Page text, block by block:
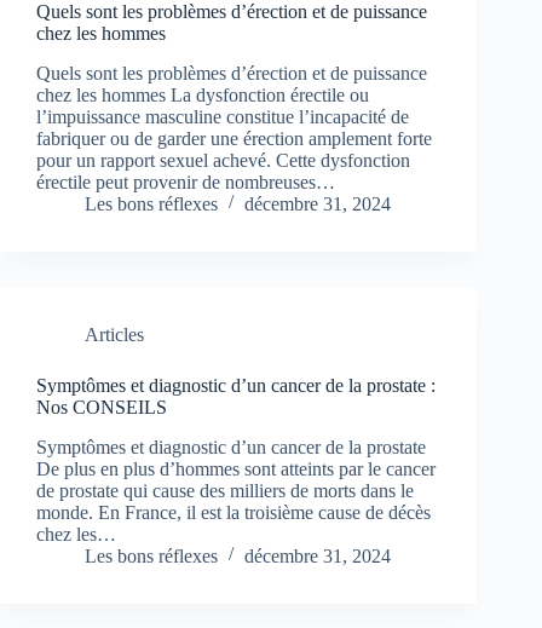
Quels sont les problèmes d’érection et de puissance
chez les hommes
Quels sont les problèmes d’érection et de puissance
chez les hommes La dysfonction érectile ou
l’impuissance masculine constitue l’incapacité de
fabriquer ou de garder une érection amplement forte
pour un rapport sexuel achevé. Cette dysfonction
érectile peut provenir de nombreuses…
Les bons réflexes
décembre 31, 2024
Articles
Symptômes et diagnostic d’un cancer de la prostate :
Nos CONSEILS
Symptômes et diagnostic d’un cancer de la prostate
De plus en plus d’hommes sont atteints par le cancer
de prostate qui cause des milliers de morts dans le
monde. En France, il est la troisième cause de décès
chez les…
Les bons réflexes
décembre 31, 2024